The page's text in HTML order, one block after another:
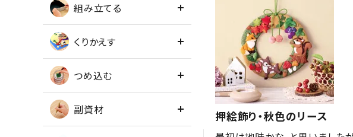
組み立てる
くりかえす
つめ込む
副資材 押絵飾り・秋色のリース